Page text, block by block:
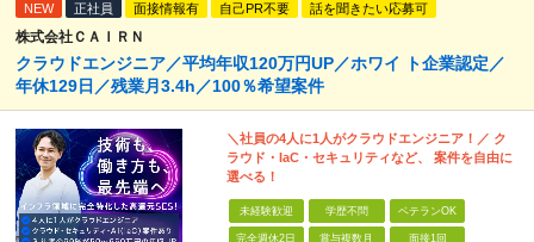
NEW 正社員 面接情報有 自己PR不要 話を聞きたい応募可
株式会社ＣＡＩＲＮ
クラウドエンジニア／平均年収120万円UP／ホワイ ト企業認定／
年休129日／残業月3.4h／100％希望案件
＼社員の4人に1人がクラウドエンジニア！／ ク
ラウド・IaC・セキュリティなど、 案件を自由に
選べる！
未経験歓迎 学歴不問 ベテランOK
完全週休2日 賞与複数月 面接1回